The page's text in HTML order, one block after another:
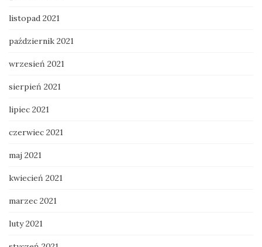
listopad 2021
październik 2021
wrzesień 2021
sierpień 2021
lipiec 2021
czerwiec 2021
maj 2021
kwiecień 2021
marzec 2021
luty 2021